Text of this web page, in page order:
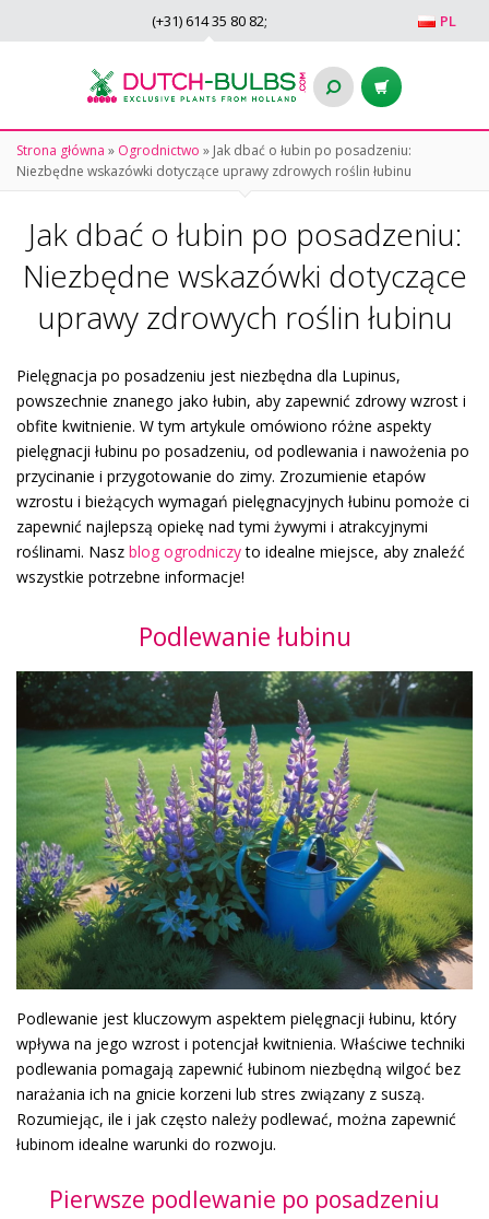
PL
(+31) 614 35 80 82;
Strona główna » Ogrodnictwo » Jak dbać o łubin po posadzeniu:
Niezbędne wskazówki dotyczące uprawy zdrowych roślin łubinu
Jak dbać o łubin po posadzeniu:
Niezbędne wskazówki dotyczące
uprawy zdrowych roślin łubinu
Pielęgnacja po posadzeniu jest niezbędna dla Lupinus,
powszechnie znanego jako łubin, aby zapewnić zdrowy wzrost i
obfite kwitnienie. W tym artykule omówiono różne aspekty
pielęgnacji łubinu po posadzeniu, od podlewania i nawożenia po
przycinanie i przygotowanie do zimy. Zrozumienie etapów
wzrostu i bieżących wymagań pielęgnacyjnych łubinu pomoże ci
zapewnić najlepszą opiekę nad tymi żywymi i atrakcyjnymi
roślinami. Nasz blog ogrodniczyto idealne miejsce, aby znaleźć
wszystkie potrzebne informacje!
Podlewanie łubinu
Podlewanie jest kluczowym aspektem pielęgnacji łubinu, który
wpływa na jego wzrost i potencjał kwitnienia. Właściwe techniki
podlewania pomagają zapewnić łubinom niezbędną wilgoć bez
narażania ich na gnicie korzeni lub stres związany z suszą.
Rozumiejąc, ile i jak często należy podlewać, można zapewnić
łubinom idealne warunki do rozwoju.
Pierwsze podlewanie po posadzeniu